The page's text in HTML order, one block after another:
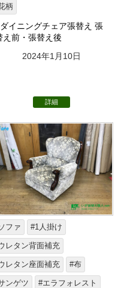
柄
ダイニングチェア張替え 張
え前・張替え後
2024年1月10日
詳細
ファ #1人掛け
レタン背面補充
レタン座面補充 #布
ンゲツ #エラフォレスト